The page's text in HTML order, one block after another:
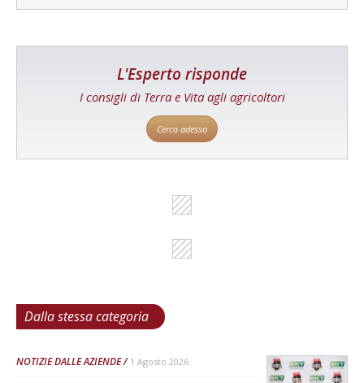
L'Esperto risponde
I consigli di Terra e Vita agli agricoltori
Cerca adesso
Dalla stessa categoria
NOTIZIE DALLE AZIENDE 1 Agosto 2026